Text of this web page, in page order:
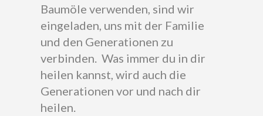
Baumöle verwenden, sind wir
eingeladen, uns mit der Familie
und den Generationen zu
verbinden. Was immer du in dir
heilen kannst, wird auch die
Generationen vor und nach dir
heilen.